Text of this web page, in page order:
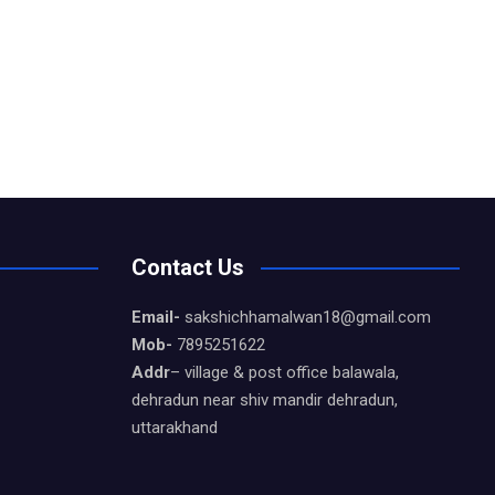
Contact Us
Email- sakshichhamalwan18@gmail.com
Mob- 7895251622
Addr– village & post office balawala,
dehradun near shiv mandir dehradun,
uttarakhand